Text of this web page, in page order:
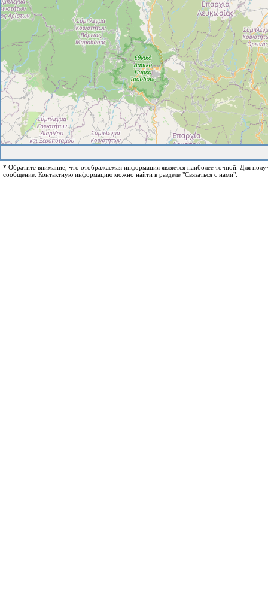
* Обратите внимание, что отображаемая информация является наиболее точной. Для
сообщение. Контактную информацию можно найти в разделе "Связаться с нами".